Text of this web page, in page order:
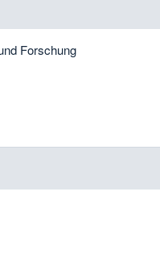
Forschung